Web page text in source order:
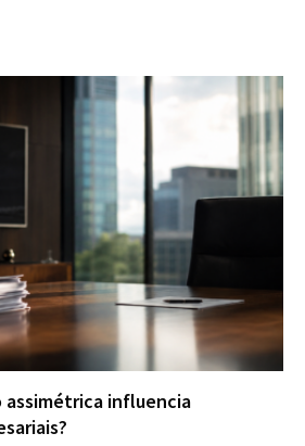
assimétrica influencia